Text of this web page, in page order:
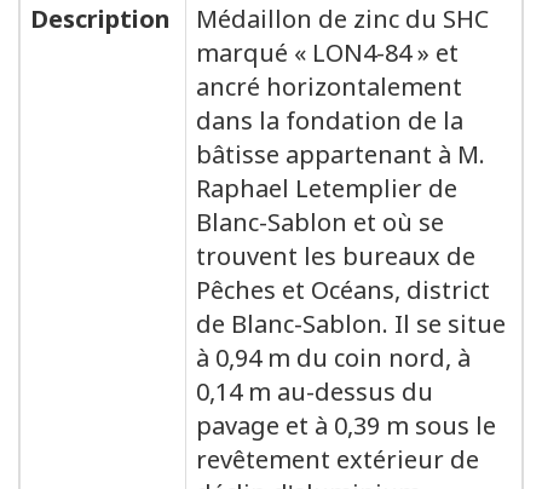
Description
Médaillon de zinc du SHC
marqué « LON4-84 » et
ancré horizontalement
dans la fondation de la
bâtisse appartenant à M.
Raphael Letemplier de
Blanc-Sablon et où se
trouvent les bureaux de
Pêches et Océans, district
de Blanc-Sablon. Il se situe
à 0,94 m du coin nord, à
0,14 m au-dessus du
pavage et à 0,39 m sous le
revêtement extérieur de